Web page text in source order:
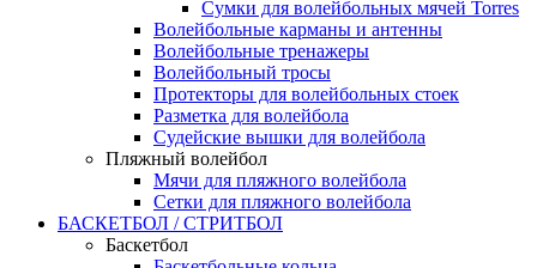
Сумки для волейбольных мячей Torres
Волейбольные карманы и антенны
Волейбольные тренажеры
Волейбольный тросы
Протекторы для волейбольных стоек
Разметка для волейбола
Судейские вышки для волейбола
Пляжный волейбол
Мячи для пляжного волейбола
Сетки для пляжного волейбола
БАСКЕТБОЛ / СТРИТБОЛ
Баскетбол